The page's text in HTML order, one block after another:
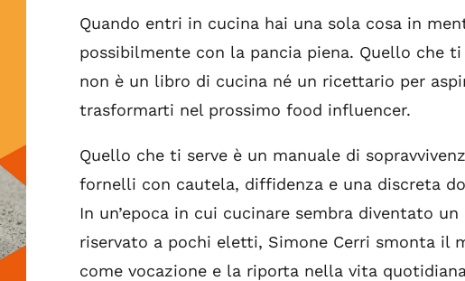
Quando entri in cucina hai una sola cosa in
possibilmente con la pancia piena. Quello che ti
non è un libro di cucina né un ricettario per
trasformarti nel prossimo food influencer.
Quello che ti serve è un manuale di
fornelli con cautela, diffidenza e una discreta
In un’epoca in cui cucinare sembra diventato
riservato a pochi eletti, Simone Cerri smonta il
come vocazione e la riporta nella vita